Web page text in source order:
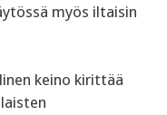
myös iltaisin
keino kirittää